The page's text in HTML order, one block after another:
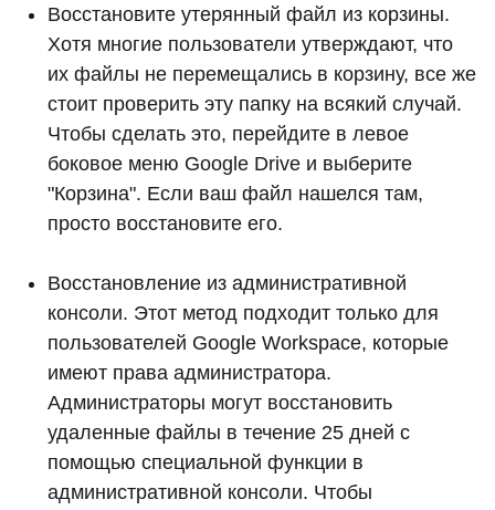
Восстановите утерянный файл из корзины.
Хотя многие пользователи утверждают, что
их файлы не перемещались в корзину, все же
стоит проверить эту папку на всякий случай.
Чтобы сделать это, перейдите в левое
боковое меню Google Drive и выберите
"Корзина". Если ваш файл нашелся там,
просто восстановите его.
Восстановление из административной
консоли. Этот метод подходит только для
пользователей Google Workspace, которые
имеют права администратора.
Администраторы могут восстановить
удаленные файлы в течение 25 дней с
помощью специальной функции в
административной консоли. Чтобы